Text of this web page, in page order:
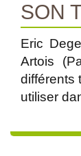
SON
Eric
Artois
différents
utiliser